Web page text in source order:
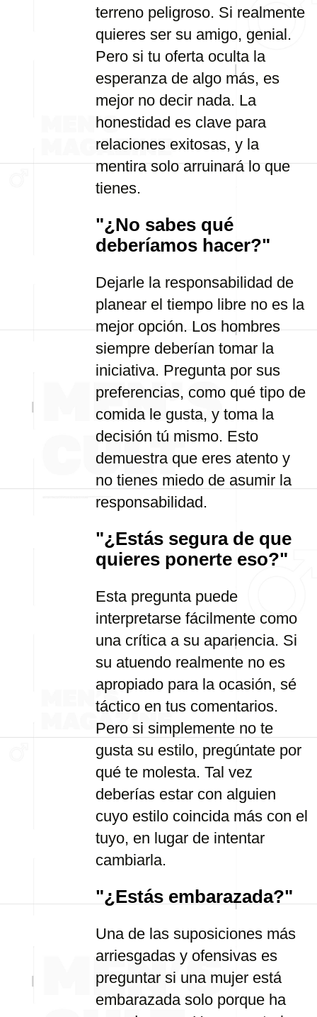
terreno peligroso. Si realmente
quieres ser su amigo, genial.
Pero si tu oferta oculta la
esperanza de algo más, es
mejor no decir nada. La
honestidad es clave para
relaciones exitosas, y la
mentira solo arruinará lo que
tienes.
"¿No sabes qué
deberíamos hacer?"
Dejarle la responsabilidad de
planear el tiempo libre no es la
mejor opción. Los hombres
siempre deberían tomar la
iniciativa. Pregunta por sus
preferencias, como qué tipo de
comida le gusta, y toma la
decisión tú mismo. Esto
demuestra que eres atento y
no tienes miedo de asumir la
responsabilidad.
"¿Estás segura de que
quieres ponerte eso?"
Esta pregunta puede
interpretarse fácilmente como
una crítica a su apariencia. Si
su atuendo realmente no es
apropiado para la ocasión, sé
táctico en tus comentarios.
Pero si simplemente no te
gusta su estilo, pregúntate por
qué te molesta. Tal vez
deberías estar con alguien
cuyo estilo coincida más con el
tuyo, en lugar de intentar
cambiarla.
"¿Estás embarazada?"
Una de las suposiciones más
arriesgadas y ofensivas es
preguntar si una mujer está
embarazada solo porque ha